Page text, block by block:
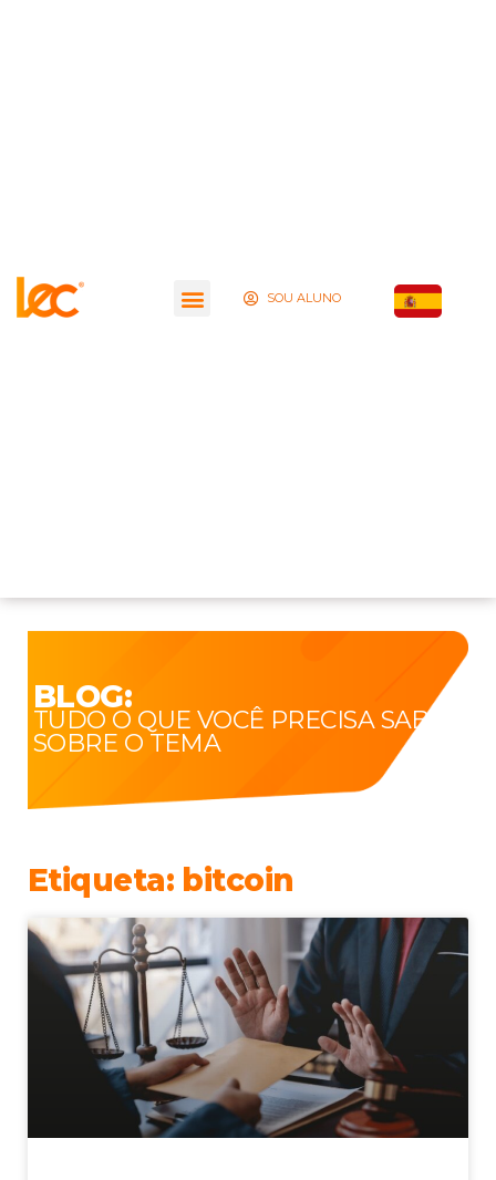
SOU ALUNO
BLOG:
TUDO O QUE VOCÊ PRECISA SABER
SOBRE O TEMA
Etiqueta: bitcoin